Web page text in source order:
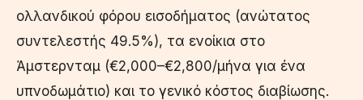
ολλανδικού φόρου εισοδήματος (ανώτατος
συντελεστής 49.5%), τα ενοίκια στο
Άμστερνταμ (€2,000–€2,800/μήνα για ένα
υπνοδωμάτιο) και το γενικό κόστος διαβίωσης.